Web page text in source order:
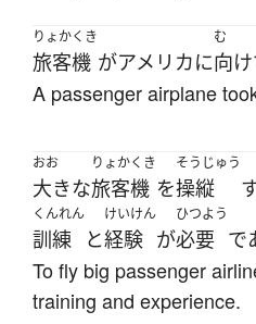
りょかくき
旅客機 がアメリカに
む
向
A passenger airplane
おお
大きな
りょかくき
旅客機 を
そうじゅう
操縦
くんれん
訓練 と
けいけん
経験 が
ひつよう
必要 で
To fly big passenger
training and experience.